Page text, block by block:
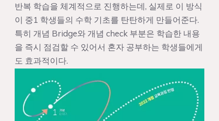
반복 학습을 체계적으로 진행하는데, 실제로 이 방식
이 중1 학생들의 수학 기초를 탄탄하게 만들어준다.
특히 개념 Bridge와 개념 check 부분은 학습한 내용
을 즉시 점검할 수 있어서 혼자 공부하는 학생들에게
도 효과적이다.